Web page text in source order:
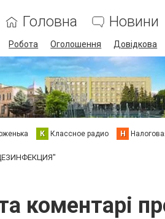
Головна Новини
Робота Оголошення Довідкова
К Классное радио Н
та